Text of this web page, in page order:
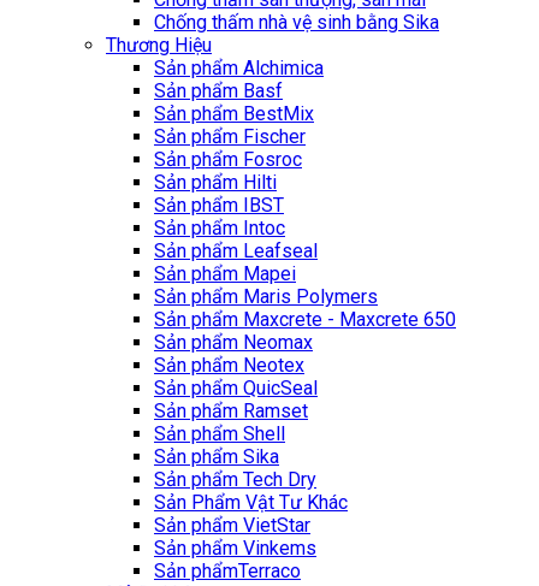
Chống thấm nhà vệ sinh bằng Sika
Thương Hiệu
Sản phẩm Alchimica
Sản phẩm Basf
Sản phẩm BestMix
Sản phẩm Fischer
Sản phẩm Fosroc
Sản phẩm Hilti
Sản phẩm IBST
Sản phẩm Intoc
Sản phẩm Leafseal
Sản phẩm Mapei
Sản phẩm Maris Polymers
Sản phẩm Maxcrete - Maxcrete 650
Sản phẩm Neomax
Sản phẩm Neotex
Sản phẩm QuicSeal
Sản phẩm Ramset
Sản phẩm Shell
Sản phẩm Sika
Sản phẩm Tech Dry
Sản Phẩm Vật Tư Khác
Sản phẩm VietStar
Sản phẩm Vinkems
Sản phẩmTerraco